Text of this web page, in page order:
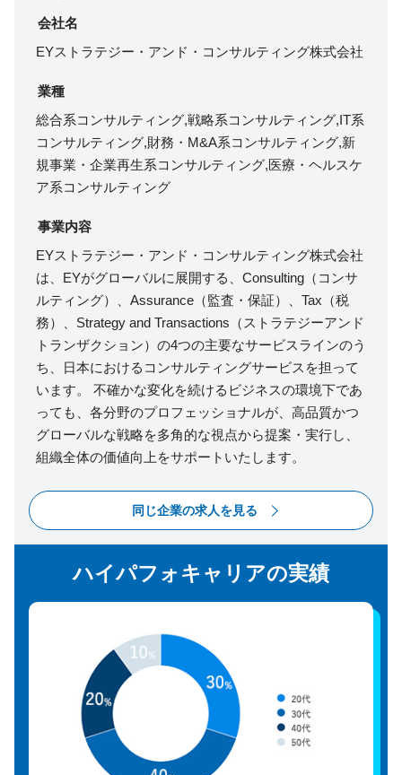
会社名
EYストラテジー・アンド・コンサルティング株式会社
業種
総合系コンサルティング,戦略系コンサルティング,IT系
コンサルティング,財務・M&A系コンサルティング,新
規事業・企業再生系コンサルティング,医療・ヘルスケ
ア系コンサルティング
事業内容
EYストラテジー・アンド・コンサルティング株式会社
は、EYがグローバルに展開する、Consulting（コンサ
ルティング）、Assurance（監査・保証）、Tax（税
務）、Strategy and Transactions（ストラテジーアンド
トランザクション）の4つの主要なサービスラインのう
ち、日本におけるコンサルティングサービスを担って
います。 不確かな変化を続けるビジネスの環境下であ
っても、各分野のプロフェッショナルが、高品質かつ
グローバルな戦略を多角的な視点から提案・実行し、
組織全体の価値向上をサポートいたします。
同じ企業の求人を見る
ハイパフォキャリアの実績